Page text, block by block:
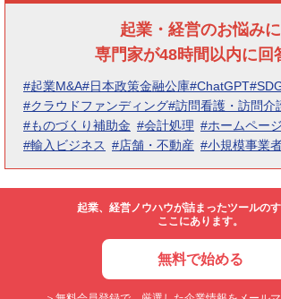
起業・経営のお悩みに
専門家が48時間以内に回
#起業M&A#日本政策金融公庫#ChatGPT
#クラウドファンディング#訪問看護・訪問介
#ものづくり補助金 #会計処理 #ホームペー
#輸入ビジネス #店舗・不動産 #小規模事業
起業、経営ノウハウが詰まったツールのす
ここにあります。
無料で始める